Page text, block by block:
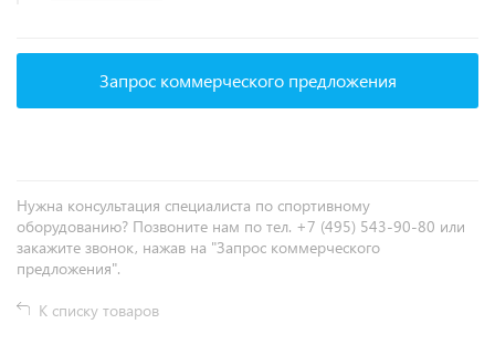
Запрос коммерческого предложения
Нужна консультация специалиста по спортивному
оборудованию? Позвоните нам по тел. +7 (495) 543-90-80 или
закажите звонок, нажав на "Запрос коммерческого
предложения".
К списку товаров